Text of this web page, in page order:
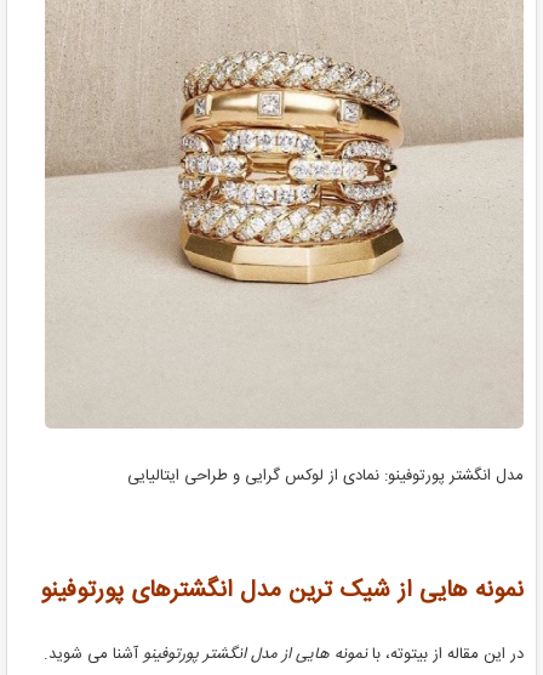
مدل انگشتر پورتوفینو: نمادی از لوکس گرایی و طراحی ایتالیایی
نمونه هایی از شیک ترین مدل انگشترهای پورتوفینو
در این مقاله از بیتوته، بانمونه هایی از مدل انگشتر پورتوفینوآشنا می شوید.